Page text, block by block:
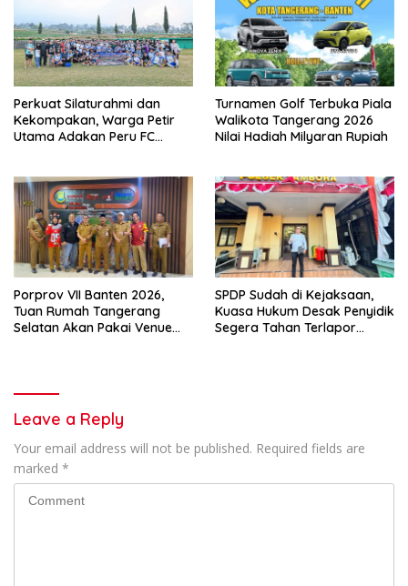
Perkuat Silaturahmi dan
Kekompakan, Warga Petir
Utama Adakan Peru FC
Turnamen Golf Terbuka Piala
Walikota Tangerang 2026
Nilai Hadiah Milyaran Rupiah
Porprov VII Banten 2026,
Tuan Rumah Tangerang
Selatan Akan Pakai Venue
SPDP Sudah di Kejaksaan,
Kuasa Hukum Desak Penyidik
Segera Tahan Terlapor
Leave a Reply
Your email address will not be published. Required fields are
marked *